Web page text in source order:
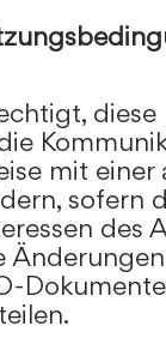
diese
mit einer
sofern
des